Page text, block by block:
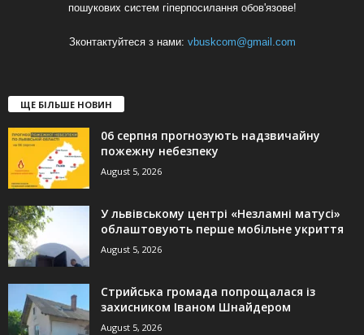
пошукових систем гіперпосилання обов'язове!
Зконтактуйтеся з нами: vbuskcom@gmail.com
ЩЕ БІЛЬШЕ НОВИН
06 серпня прогнозують надзвичайну
пожежну небезпеку
August 5, 2026
У львівському центрі «Незламні матусі»
облаштовують перше мобільне укриття
August 5, 2026
Стрийська громада попрощалася із
захисником Іваном Шнайдером
August 5, 2026